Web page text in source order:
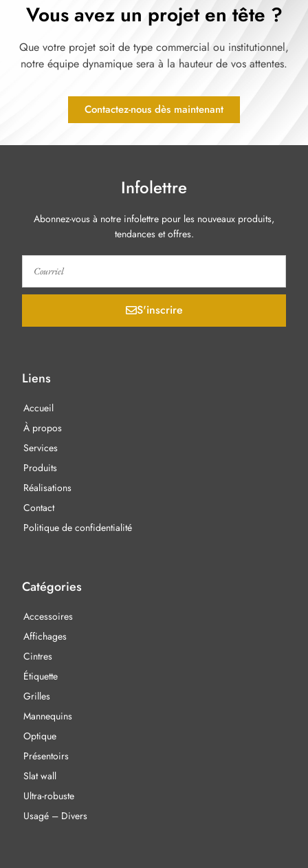
Vous avez un projet en tête ?
Que votre projet soit de type commercial ou institutionnel,
notre équipe dynamique sera à la hauteur de vos attentes.
Contactez-nous dès maintenant
Infolettre
Abonnez-vous à notre infolettre pour les nouveaux produits,
tendances et offres.
S'inscrire
Liens
Accueil
À propos
Services
Produits
Réalisations
Contact
Politique de confidentialité
Catégories
Accessoires
Affichages
Cintres
Étiquette
Grilles
Mannequins
Optique
Présentoirs
Slat wall
Ultra-robuste
Usagé – Divers